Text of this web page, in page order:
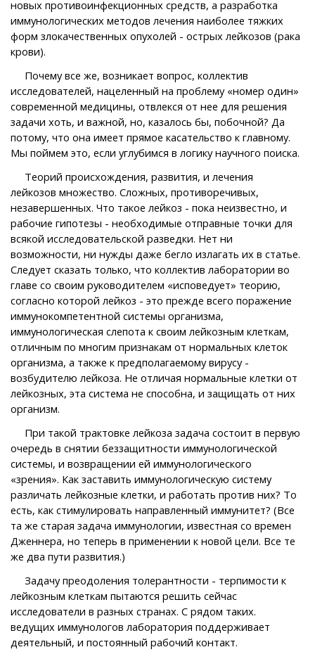
новых противоинфекционных средств, а разработка
иммунологических методов лечения наиболее тяжких
форм злокачественных опухолей - острых лейкозов (рака
крови).
Почему все же, возникает вопрос, коллектив
исследователей, нацеленный на проблему «номер один»
современной медицины, отвлекся от нее для решения
задачи хоть, и важной, но, казалось бы, побочной? Да
потому, что она имеет прямое касательство к главному.
Мы поймем это, если углубимся в логику научного поиска.
Теорий происхождения, развития, и лечения
лейкозов множество. Сложных, противоречивых,
незавершенных. Что такое лейкоз - пока неизвестно, и
рабочие гипотезы - необходимые отправные точки для
всякой исследовательской разведки. Нет ни
возможности, ни нужды даже бегло излагать их в статье.
Следует сказать только, что коллектив лаборатории во
главе со своим руководителем «исповедует» теорию,
согласно которой лейкоз - это прежде всего поражение
иммунокомпетентной системы организма,
иммунологическая слепота к своим лейкозным клеткам,
отличным по многим признакам от нормальных клеток
организма, а также к предполагаемому вирусу -
возбудителю лейкоза. Не отличая нормальные клетки от
лейкозных, эта система не способна, и защищать от них
организм.
При такой трактовке лейкоза задача состоит в первую
очередь в снятии беззащитности иммунологической
системы, и возвращении ей иммунологического
«зрения». Как заставить иммунологическую систему
различать лейкозные клетки, и работать против них? То
есть, как стимулировать направленный иммунитет? (Все
та же старая задача иммунологии, известная со времен
Дженнера, но теперь в применении к новой цели. Все те
же два пути развития.)
Задачу преодоления толерантности - терпимости к
лейкозным клеткам пытаются решить сейчас
исследователи в разных странах. С рядом таких.
ведущих иммунологов лаборатория поддерживает
деятельный, и постоянный рабочий контакт.